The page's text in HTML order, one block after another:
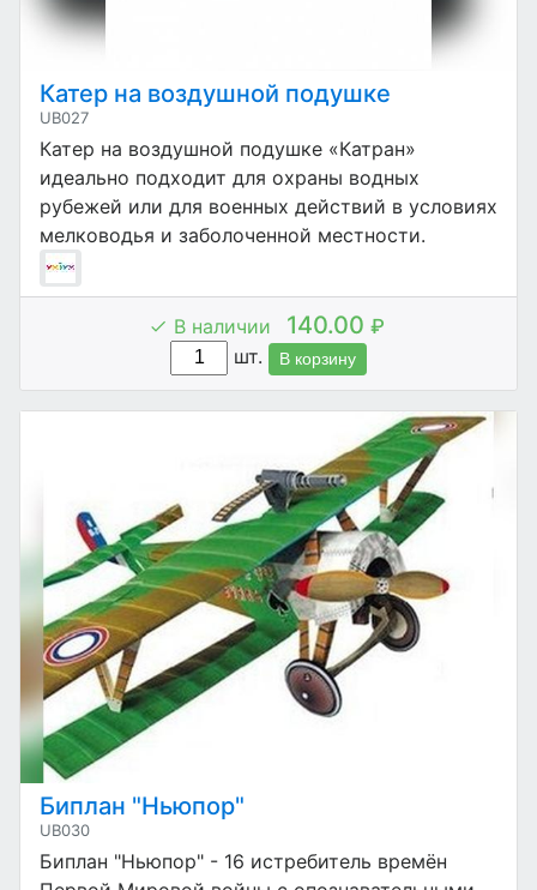
Катер на воздушной подушке
UB027
Катер на воздушной подушке «Катран»
идеально подходит для охраны водных
рубежей или для военных действий в условиях
мелководья и заболоченной местности.
В наличии 140.00 ₽
шт.
В корзину
Биплан "Ньюпор"
UB030
Биплан "Ньюпор" - 16 истребитель времён